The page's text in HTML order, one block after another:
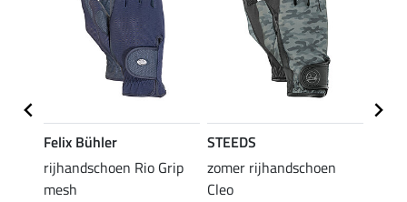
Felix Bühler
rijhandschoen Rio Grip
mesh
STEEDS
zomer rijhandschoen
Cleo